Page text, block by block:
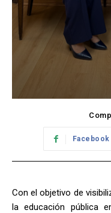
Facebook
Con el objetivo de
la educación pública